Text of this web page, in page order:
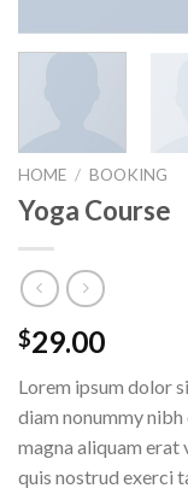
HOME / BOOKING
Yoga Course
$29.00
Lorem ipsum dolor
diam nonummy
magna aliquam erat
quis nostrud exerci